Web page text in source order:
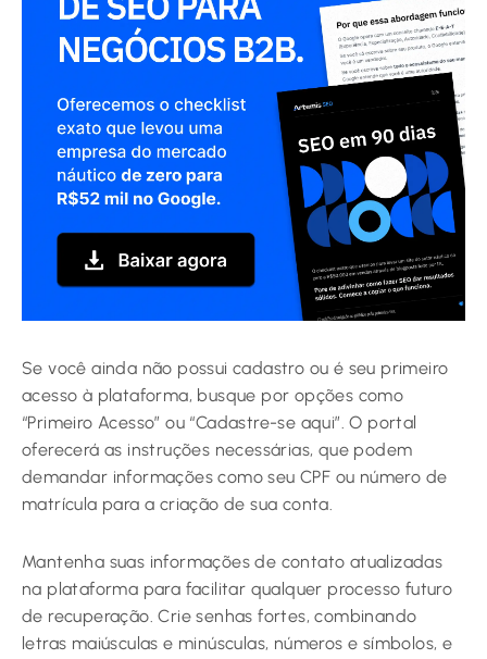
Se você ainda não possui cadastro ou é seu primeiro
acesso à plataforma, busque por opções como
“Primeiro Acesso” ou “Cadastre-se aqui”. O portal
oferecerá as instruções necessárias, que podem
demandar informações como seu CPF ou número de
matrícula para a criação de sua conta.
Mantenha suas informações de contato atualizadas
na plataforma para facilitar qualquer processo futuro
de recuperação. Crie senhas fortes, combinando
letras maiúsculas e minúsculas, números e símbolos, e